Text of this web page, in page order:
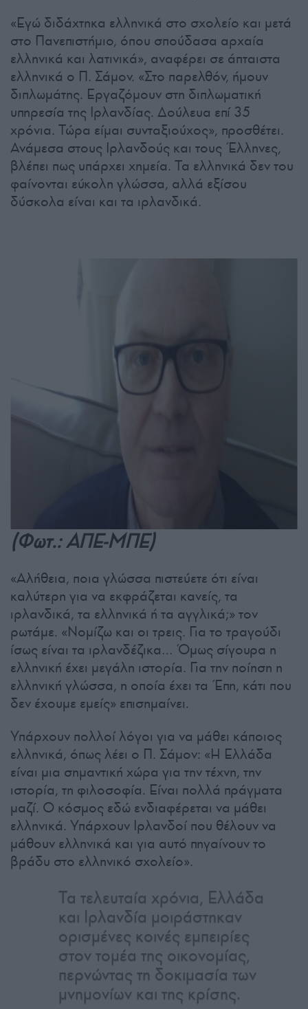
«Εγώ διδάχτηκα ελληνικά στο σχολείο και μετά
στο Πανεπιστήμιο, όπου σπούδασα αρχαία
ελληνικά και λατινικά», αναφέρει σε άπταιστα
ελληνικά ο Π. Σάμον. «Στο παρελθόν, ήμουν
διπλωμάτης. Εργαζόμουν στη διπλωματική
υπηρεσία της Ιρλανδίας. Δούλευα επί 35
χρόνια. Τώρα είμαι συνταξιούχος», προσθέτει.
Ανάμεσα στους Ιρλανδούς και τους Έλληνες,
βλέπει πως υπάρχει χημεία. Τα ελληνικά δεν του
φαίνονται εύκολη γλώσσα, αλλά εξίσου
δύσκολα είναι και τα ιρλανδικά.
(Φωτ.: ΑΠΕ-ΜΠΕ)
«Αλήθεια, ποια γλώσσα πιστεύετε ότι είναι
καλύτερη για να εκφράζεται κανείς, τα
ιρλανδικά, τα ελληνικά ή τα αγγλικά;» τον
ρωτάμε. «Νομίζω και οι τρεις. Για το τραγούδι
ίσως είναι τα ιρλανδέζικα… Όμως σίγουρα η
ελληνική έχει μεγάλη ιστορία. Για την ποίηση η
ελληνική γλώσσα, η οποία έχει τα Έπη, κάτι που
δεν έχουμε εμείς» επισημαίνει.
Υπάρχουν πολλοί λόγοι για να μάθει κάποιος
ελληνικά, όπως λέει ο Π. Σάμον: «Η Ελλάδα
είναι μια σημαντική χώρα για την τέχνη, την
ιστορία, τη φιλοσοφία. Είναι πολλά πράγματα
μαζί. Ο κόσμος εδώ ενδιαφέρεται να μάθει
ελληνικά. Υπάρχουν Ιρλανδοί που θέλουν να
μάθουν ελληνικά και για αυτό πηγαίνουν το
βράδυ στο ελληνικό σχολείο».
Τα τελευταία χρόνια, Ελλάδα
και Ιρλανδία μοιράστηκαν
ορισμένες κοινές εμπειρίες
στον τομέα της οικονομίας,
περνώντας τη δοκιμασία των
μνημονίων και της κρίσης.